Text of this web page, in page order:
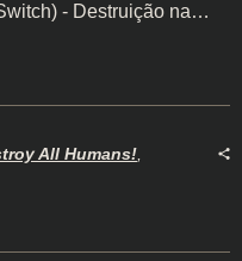
- Destruição na…
All Humans!,